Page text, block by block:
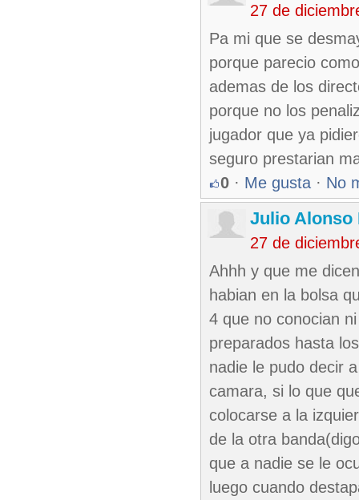
27 de
Pa mi que se
porque parecio
ademas de los
porque no los
jugador que ya
seguro prestarian
0 · Me gusta · No
Julio Alonso
27 de
Ahhh y que me
habian en la bolsa
4 que no conocian
preparados hasta
nadie le pudo decir
camara, si lo que
colocarse a la
de la otra
que a nadie se le
luego cuando